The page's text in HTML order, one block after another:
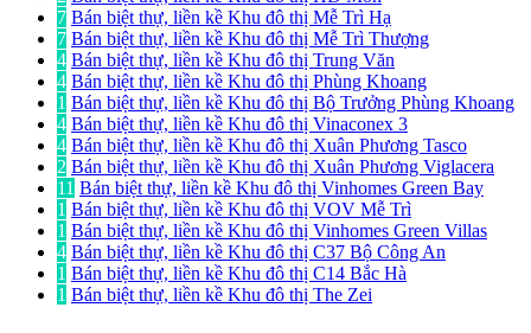
7 Bán biệt thự, liền kề Khu đô thị Mễ Trì Hạ
7 Bán biệt thự, liền kề Khu đô thị Mễ Trì Thượng
4 Bán biệt thự, liền kề Khu đô thị Trung Văn
4 Bán biệt thự, liền kề Khu đô thị Phùng Khoang
1 Bán biệt thự, liền kề Khu đô thị Bộ Trưởng Phùng Khoang
4 Bán biệt thự, liền kề Khu đô thị Vinaconex 3
4 Bán biệt thự, liền kề Khu đô thị Xuân Phương Tasco
2 Bán biệt thự, liền kề Khu đô thị Xuân Phương Viglacera
11 Bán biệt thự, liền kề Khu đô thị Vinhomes Green Bay
1 Bán biệt thự, liền kề Khu đô thị VOV Mễ Trì
1 Bán biệt thự, liền kề Khu đô thị Vinhomes Green Villas
4 Bán biệt thự, liền kề Khu đô thị C37 Bộ Công An
1 Bán biệt thự, liền kề Khu đô thị C14 Bắc Hà
1 Bán biệt thự, liền kề Khu đô thị The Zei